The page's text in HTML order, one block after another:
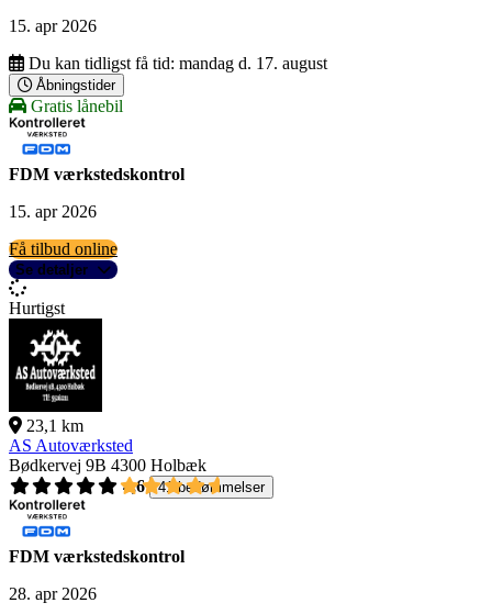
15. apr 2026
Du kan tidligst få tid: mandag d. 17. august
Åbningstider
Gratis lånebil
FDM værkstedskontrol
15. apr 2026
Få tilbud online
Se detaljer
Hurtigst
23,1 km
AS Autoværksted
Bødkervej 9B 4300 Holbæk
4,6
41 bedømmelser
FDM værkstedskontrol
28. apr 2026